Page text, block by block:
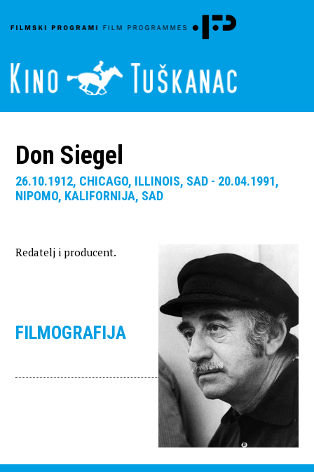
Don Siegel
26.10.1912, CHICAGO, ILLINOIS, SAD - 20.04.1991,
NIPOMO, KALIFORNIJA, SAD
Redatelj i producent.
FILMOGRAFIJA